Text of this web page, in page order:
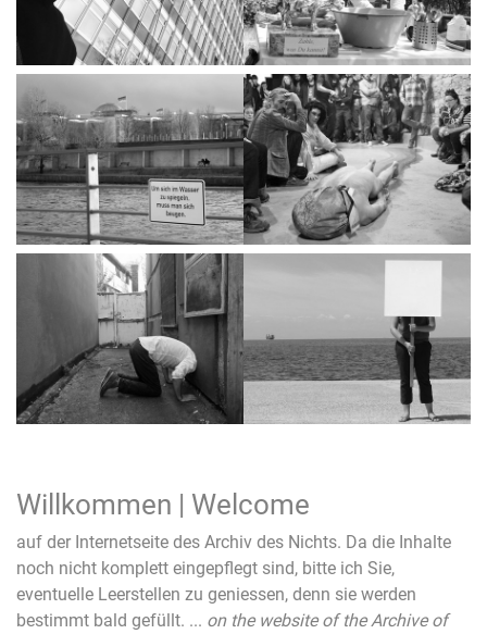
Willkommen | Welcome
auf der Internetseite des Archiv des Nichts. Da die Inhalte
noch nicht komplett eingepflegt sind, bitte ich Sie,
eventuelle Leerstellen zu geniessen, denn sie werden
bestimmt bald gefüllt. ... on the website of the Archive of